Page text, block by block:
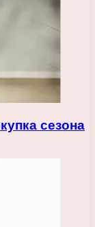
сезона